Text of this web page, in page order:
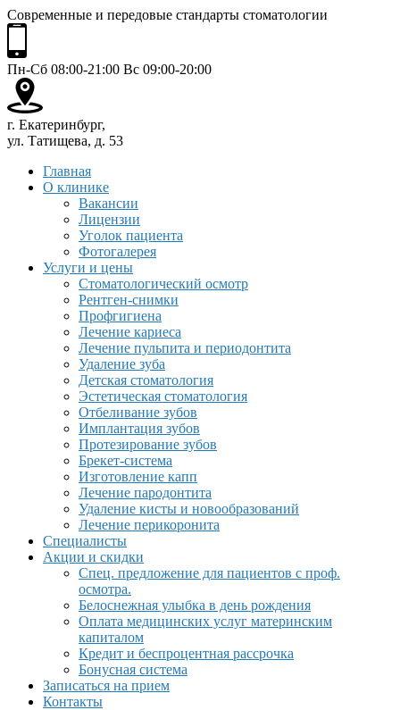
Современные и передовые стандарты стоматологии
Пн-Сб 08:00-21:00 Вс 09:00-20:00
г. Екатеринбург,
ул. Татищева, д. 53
Главная
О клинике
Вакансии
Лицензии
Уголок пациента
Фотогалерея
Услуги и цены
Стоматологический осмотр
Рентген-снимки
Профгигиена
Лечение кариеса
Лечение пульпита и периодонтита
Удаление зуба
Детская стоматология
Эстетическая стоматология
Отбеливание зубов
Имплантация зубов
Протезирование зубов
Брекет-система
Изготовление капп
Лечение пародонтита
Удаление кисты и новообразований
Лечение перикоронита
Специалисты
Акции и скидки
Спец. предложение для пациентов с проф.
осмотра.
Белоснежная улыбка в день рождения
Оплата медицинских услуг материнским
капиталом
Кредит и беспроцентная рассрочка
Бонусная система
Записаться на прием
Контакты